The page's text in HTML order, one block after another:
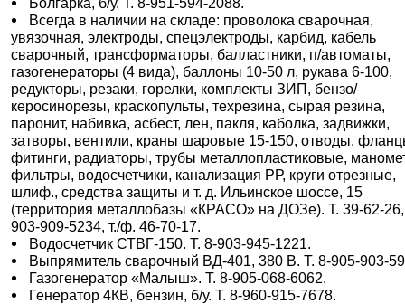
Всегда в наличии на складе: проволока сварочная,
увязочная, электроды, спецэлектроды, карбид, кабель
сварочный, трансформаторы, балластники, п/автоматы,
газогенераторы (4 вида), баллоны 10-50 л, рукава 6-100,
редукторы, резаки, горелки, комплекты ЗИП, бензо/
керосинорезы, краскопульты, техрезина, сырая резина,
паронит, набивка, асбест, лен, пакля, каболка, задвижки,
затворы, вентили, краны шаровые 15-150, отводы,
фитинги, радиаторы, трубы металлопластиковые,
фильтры, водосчетчики, канализация РР, круги отрезные,
шлиф., средства защиты и т. д. Ильинское шоссе, 15
(территория металлобазы «КРАСО» на ДОЗе). Т. 39-62-
903-909-5234, т./ф. 46-70-17.
Водосчетчик СТВГ-150. Т. 8-903-945-1221.
Выпрямитель сварочный ВД-401, 380 В. Т. 8-905-903-
Газогенератор «Малыш». Т. 8-905-068-6062.
Генератор 4КВ, бензин, б/у. Т. 8-960-915-7678.